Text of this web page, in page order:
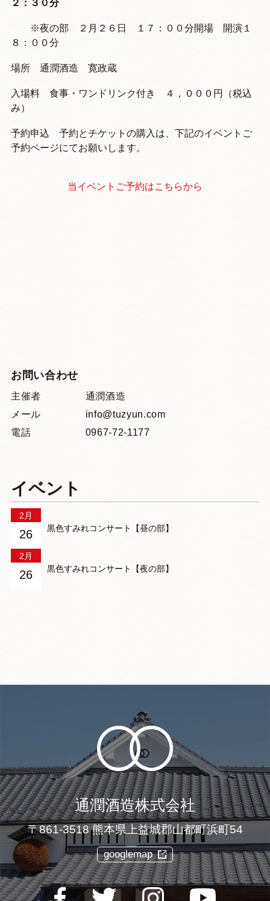
２：３０分
※夜の部 ２月２６日 １７：００分開場 開演１
８：００分
場所 通潤酒造 寛政蔵
入場料 食事・ワンドリンク付き ４，０００円（税込
み）
予約申込 予約とチケットの購入は、下記のイベントご
予約ページにてお願いします。
当イベントご予約はこちらから
お問い合わせ
主催者
通潤酒造
メール
info@tuzyun.com
電話
0967-72-1177
イベント
2月
26 黒色すみれコンサート【昼の部】
2月
26 黒色すみれコンサート【夜の部】
通潤酒造株式会社
〒861-3518 熊本県上益城郡山都町浜町54
googlemap